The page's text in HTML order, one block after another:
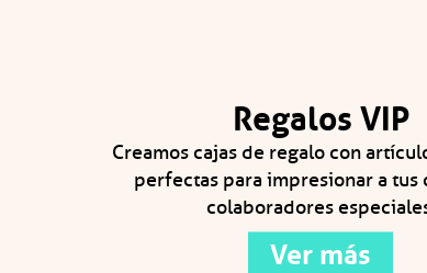
Regalos VIP
Creamos cajas de regalo con
perfectas para impresionar a tus
colaboradores
Ver más